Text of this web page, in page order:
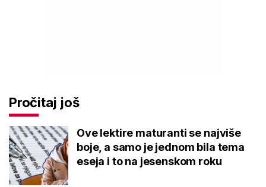
Pročitaj još
Ove lektire maturanti se najviše
boje, a samo je jednom bila tema
eseja i to na jesenskom roku